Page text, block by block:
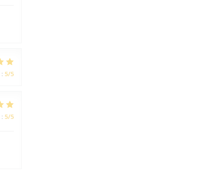
: 5/5
: 5/5